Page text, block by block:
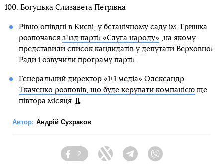
100. Богуцька Єлизавета Петрівна
Рівно опівдні в Києві, у ботанічному саду ім. Гришка
розпочався зʼїзд партії «Слуга народу»,на якому
представили список кандидатів у депутати Верховної
Ради і озвучили програму партії.
Генеральний директор «1+1 медіа» Олександр
Ткаченко розповів, що буде керувати компанієюще
півтора місяця.
Автор: Андрій Сухраков
Facebook
2
Twitter TelegramViber